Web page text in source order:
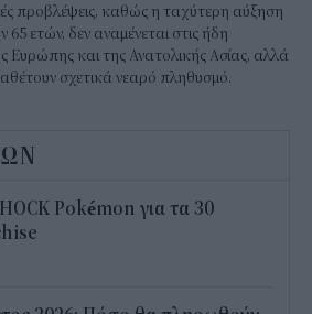
προβλέψεις, καθώς η ταχύτερη αύξηση
ετών, δεν αναμένεται στις ήδη
Ευρώπης και της Ανατολικής Ασίας, αλλά
σχετικά νεαρό πληθυσμό.
Pokémon για τα 30